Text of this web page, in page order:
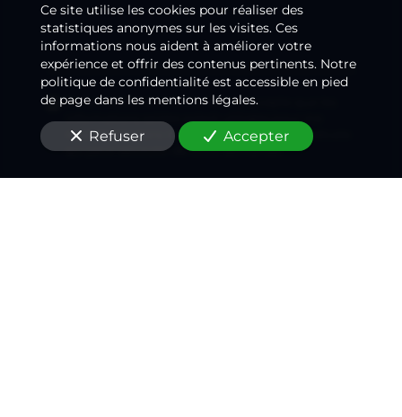
En soumettant ce formulaire, j'accepte que les
informations saisies soient utilisées pour me
recontacter dans le cadre de la relation médicale
qui peut découler de cette demande.
Ce site utilise les cookies pour réaliser des
statistiques anonymes sur les visites. Ces
informations nous aident à améliorer votre
expérience et offrir des contenus pertinents. Notre
politique de confidentialité est accessible en pied
de page dans les mentions légales.
Refuser Accepter